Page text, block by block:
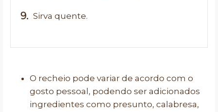
Sirva quente.
O recheio pode variar de acordo com o
gosto pessoal, podendo ser adicionados
ingredientes como presunto, calabresa,